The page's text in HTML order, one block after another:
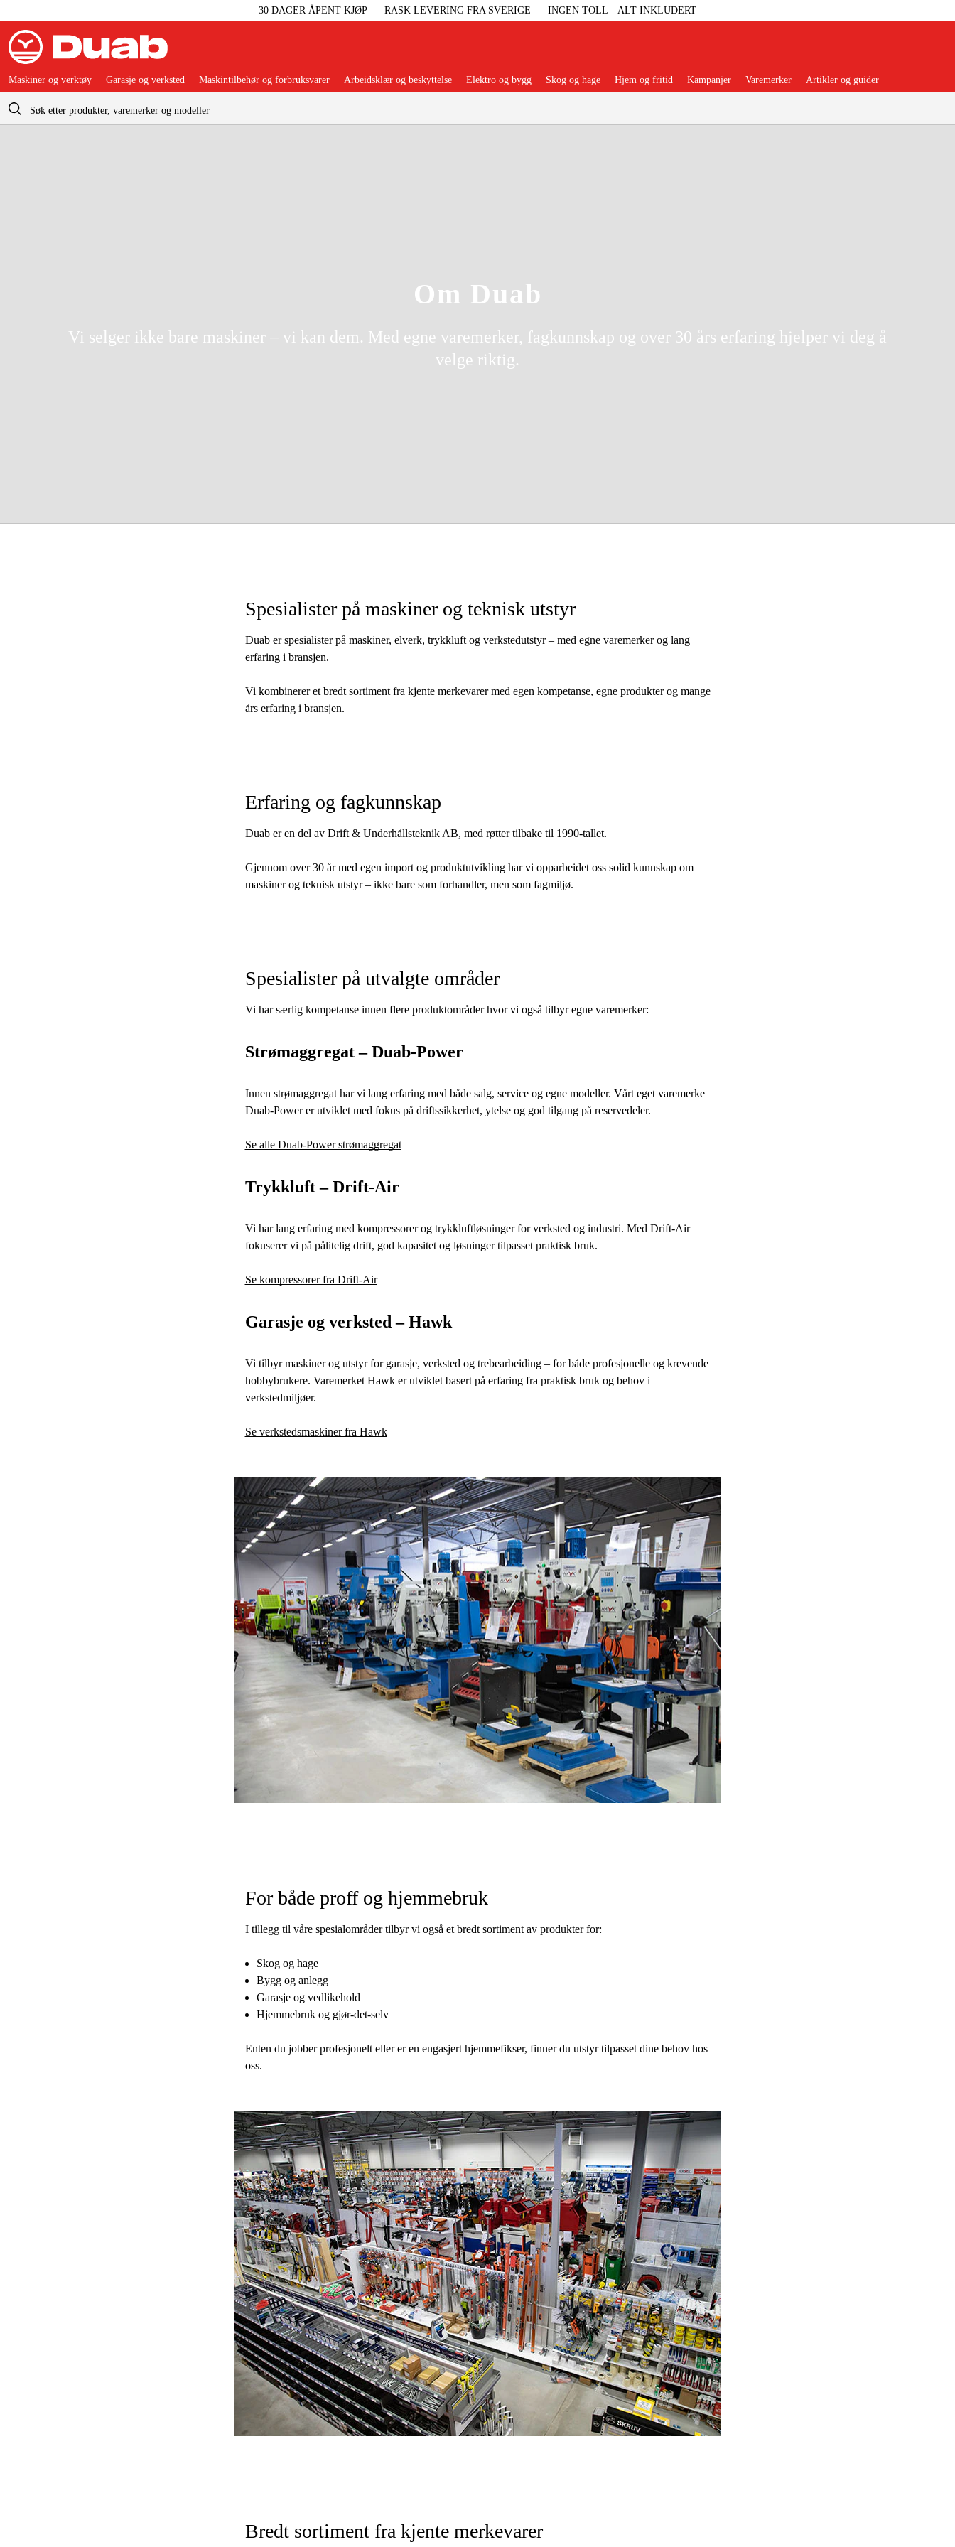
30 DAGER ÅPENT KJØP RASK LEVERING FRA SVERIGE INGEN TOLL – ALT INKLUDERT
Elektro Og Bygg
Maskiner og verktøy Garasje og verksted Maskintilbehør og forbruksvarer Arbeidsklær og beskyttelse Elektro og bygg Skog og hage Hjem og fritid Kampanjer Varemerker Artikler og guider
Om Duab
Vi selger ikke bare maskiner – vi kan dem. Med egne varemerker, fagkunnskap og over 30 års erfaring hjelper vi deg å
velge riktig.
Spesialister på maskiner og teknisk utstyr
Duab er spesialister på maskiner, elverk, trykkluft og verkstedutstyr – med egne varemerker og lang
erfaring i bransjen.
Vi kombinerer et bredt sortiment fra kjente merkevarer med egen kompetanse, egne produkter og mange
års erfaring i bransjen.
Erfaring og fagkunnskap
Duab er en del av Drift & Underhållsteknik AB, med røtter tilbake til 1990-tallet.
Gjennom over 30 år med egen import og produktutvikling har vi opparbeidet oss solid kunnskap om
maskiner og teknisk utstyr – ikke bare som forhandler, men som fagmiljø.
Spesialister på utvalgte områder
Vi har særlig kompetanse innen flere produktområder hvor vi også tilbyr egne varemerker:
Strømaggregat – Duab-Power
Innen strømaggregat har vi lang erfaring med både salg, service og egne modeller. Vårt eget varemerke
Duab-Power er utviklet med fokus på driftssikkerhet, ytelse og god tilgang på reservedeler.
Se alle Duab-Power strømaggregat
Trykkluft – Drift-Air
Vi har lang erfaring med kompressorer og trykkluftløsninger for verksted og industri. Med Drift-Air
fokuserer vi på pålitelig drift, god kapasitet og løsninger tilpasset praktisk bruk.
Se kompressorer fra Drift-Air
Garasje og verksted – Hawk
Vi tilbyr maskiner og utstyr for garasje, verksted og trebearbeiding – for både profesjonelle og krevende
hobbybrukere. Varemerket Hawk er utviklet basert på erfaring fra praktisk bruk og behov i
verkstedmiljøer.
Se verkstedsmaskiner fra Hawk
For både proff og hjemmebruk
I tillegg til våre spesialområder tilbyr vi også et bredt sortiment av produkter for:
Skog og hage
Bygg og anlegg
Garasje og vedlikehold
Hjemmebruk og gjør-det-selv
Enten du jobber profesjonelt eller er en engasjert hjemmefikser, finner du utstyr tilpasset dine behov hos
oss.
Bredt sortiment fra kjente merkevarer